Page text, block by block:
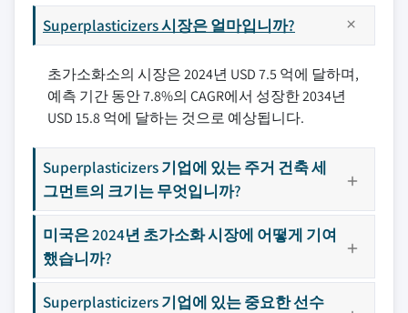
Superplasticizers 시장은 얼마입니까?
초가소화소의 시장은 2024년 USD 7.5 억에 달하며,
예측 기간 동안 7.8%의 CAGR에서 성장한 2034년
USD 15.8 억에 달하는 것으로 예상됩니다.
Superplasticizers 기업에 있는 주거 건축 세
그먼트의 크기는 무엇입니까?
미국은 2024년 초가소화 시장에 어떻게 기여
했습니까?
Superplasticizers 기업에 있는 중요한 선수